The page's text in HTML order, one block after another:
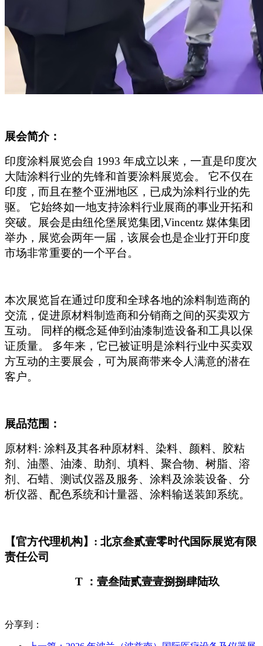
展会简介：
印度涂料展览会自 1993 年成立以来，一直是印度次
大陆涂料行业的先锋和首要涂料展览会。 它不仅在
印度，而且在整个亚洲地区，已成为涂料行业的先
驱。 它始终如一地支持涂料行业展商的事业开拓和
突破。展会是由纽伦堡展览集团,Vincentz 媒体集团
举办，展览会两年一届，该展会也是企业打开印度
市场非常重要的一个平台。
本次展览旨在通过印度和全球各地的涂料制造商的
交流，促进原材料制造商和分销商之间的买卖双方
互动。
同样的概念延伸到油漆制造设备和工具以保
证质量。
多年来，它已被证明是涂料行业中买卖双
方互动的主要展会，可为展商带来令人满意的潜在
客户。
展品范围：
原材料: 涂料及其各种原材料、染料、颜料、胶粘
剂、油墨、油漆、助剂、填料、聚合物、树脂、溶
剂、石蜡、测试仪器及服务、涂料及涂装设备、分
析仪器、配色系统和计量器、涂料输送装卸系统。
【官方代理机构】 : 北京叁贰壹零时代国际展览有限
责任公司
T ：壹叁陆贰壹壹捌捌肆陆玖
分享到：